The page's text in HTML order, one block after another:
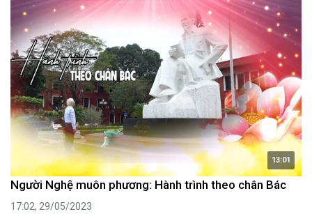
13:01
Người Nghệ muôn phương: Hành trình theo chân Bác
17:02, 29/05/2023